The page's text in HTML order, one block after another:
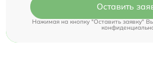
Оставить
Нажимая на кнопку "Оставить заявку"